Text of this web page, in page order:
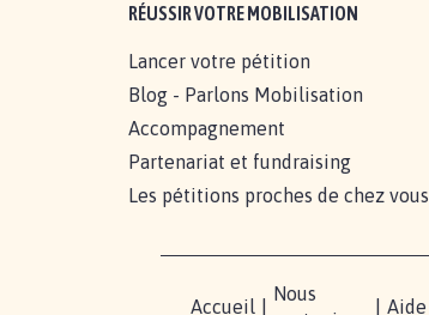
RÉUSSIR VOTRE MOBILISATION
Lancer votre pétition
Blog - Parlons Mobilisation
Accompagnement
Partenariat et fundraising
Les pétitions proches de chez vous
Accueil
Nous
Aide